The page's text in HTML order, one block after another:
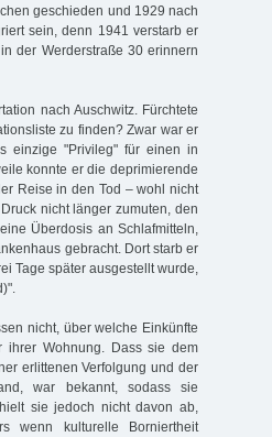
geschieden und 1929 nach
sein, denn 1941 verstarb er
der Werderstraße 30 erinnern
nach Auschwitz. Fürchtete
zu finden? Zwar war er
einzige "Privileg" für einen in
konnte er die deprimierende
Reise in den Tod – wohl nicht
nicht länger zumuten, den
Überdosis an Schlafmitteln,
gebracht. Dort starb er
Tage später ausgestellt wurde,
nicht, über welche Einkünfte
ihrer Wohnung. Dass sie dem
erlittenen Verfolgung und der
war bekannt, sodass sie
sie jedoch nicht davon ab,
wenn kulturelle Borniertheit